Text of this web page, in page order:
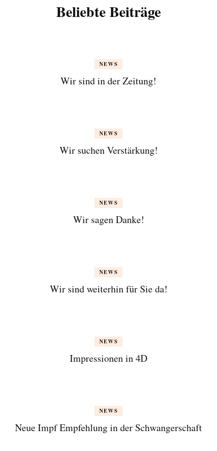
Beliebte Beiträge
NEWS
Wir sind in der Zeitung!
NEWS
Wir suchen Verstärkung!
NEWS
Wir sagen Danke!
NEWS
Wir sind weiterhin für Sie da!
NEWS
Impressionen in 4D
NEWS
Neue Impf Empfehlung in der Schwangerschaft